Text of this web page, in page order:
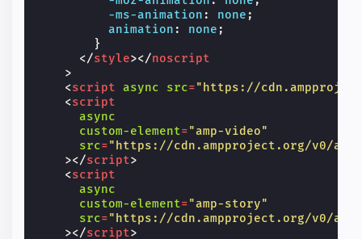
-ms-animation : none ;
animation : none ;
}
</style></noscript
>
<script async src="https://
<script
async
custom-element="amp-video"
src="https://cdn.ampproject.org/v0/
></script>
<script
async
custom-element="amp-story"
src="https://cdn.ampproject.org/v0/
></script>